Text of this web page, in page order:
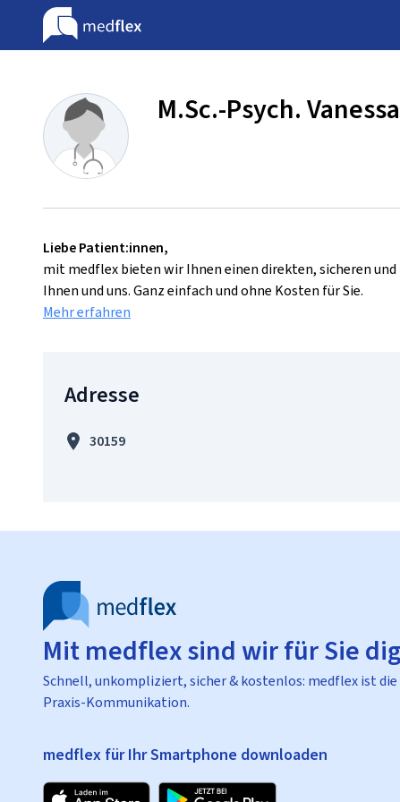
M.Sc.-Psych.
Liebe Patient:innen,
mit medflex bieten wir Ihnen einen direkten, sicheren
Ihnen und uns. Ganz einfach und ohne Kosten für Sie.
Mehr erfahren
Adresse
30159
Mit medflex sind wir für Sie
Schnell, unkompliziert, sicher & kostenlos: medflex ist
Praxis-Kommunikation.
medflex für Ihr Smartphone downloaden